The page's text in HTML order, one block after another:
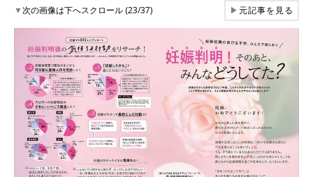
▼次の画像は下へスクロール (23/37) ▶元記事を見る